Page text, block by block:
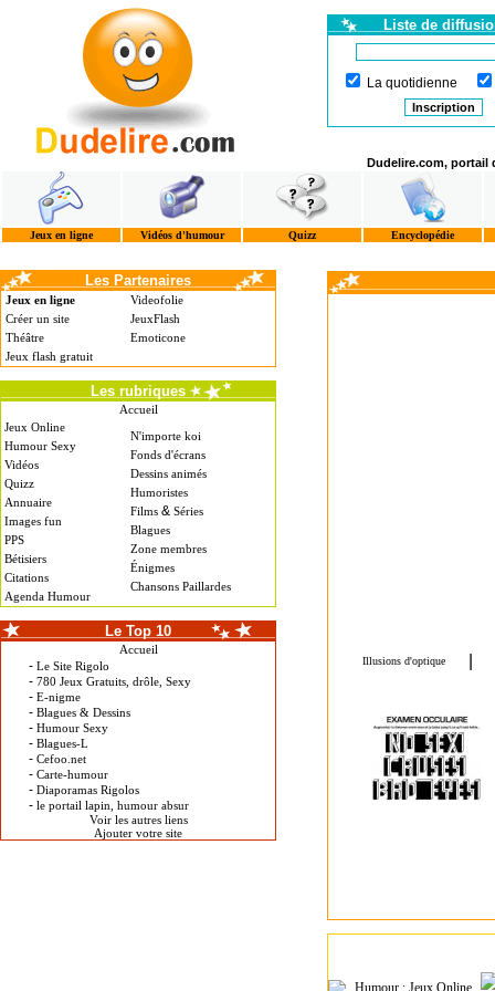
Liste de
La quotidienne
Dudelire.com, portail
Jeux en ligne Vidéos d'humour Quizz Encyclopédie
Les Partenaires
Jeux en ligne
Créer un site
Théâtre
Jeux flash gratuit
Videofolie
JeuxFlash
Emoticone
Les rubriques
Accueil
Jeux Online
Humour Sexy
Vidéos
Quizz
Annuaire
Images fun
PPS
Bétisiers
Citations
Agenda Humour
N'importe koi
Fonds d'écrans
Dessins animés
Humoristes
Films & Séries
Blagues
Zone membres
Énigmes
Chansons Paillardes
Le Top 10
Accueil
- Le Site Rigolo
- 780 Jeux Gratuits, drôle, Sexy
- E-nigme
- Blagues & Dessins
- Humour Sexy
- Blagues-L
- Cefoo.net
- Carte-humour
- Diaporamas Rigolos
- le portail lapin, humour absur
Voir les autres liens
Ajouter votre site